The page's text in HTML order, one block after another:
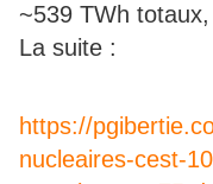
~539 TWh
La suite :
https://
nucleaires-cest-